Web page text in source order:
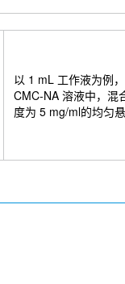
以 1 mL 工作液为例
CMC-NA 溶液中，混
度为 5 mg/ml的均匀悬